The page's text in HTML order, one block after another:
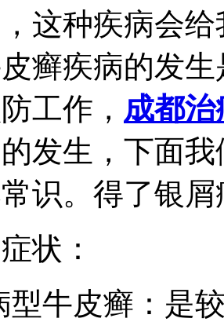
这种疾病会
癣疾病的发
工作， 成都
发生，下面
识。得了银
状：
型牛皮癣：是